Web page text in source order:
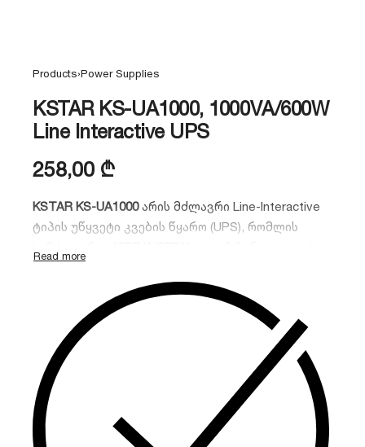
Products›Power Supplies
KSTAR KS-UA1000, 1000VA/600W
Line Interactive UPS
258,00 ₾
KSTAR KS-UA1000არის მძლავრი Line-Interactive
ტიპის უწყვეტი კვების წყარო (UPS), რომლის
ნახტომებისა და ელექტროენერგიის სრული
გათიშვისგან.აღჭურვილია ძაბვის ავტომატური
რეგულირების (AVR) ფუნქციით,
რაც იდეალურია
სახლისა და ოფისის ტექნიკის სტაბილური
მუშაობისთვის.